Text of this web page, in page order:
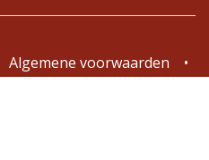
Algemene voorwaarden
•